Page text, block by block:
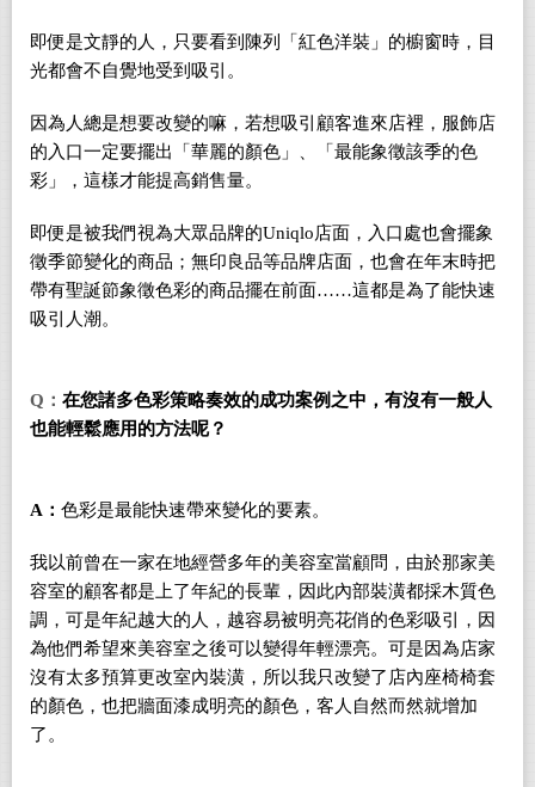
即便是文靜的人，只要看到陳列「紅色洋裝」的櫥窗時，目
光都會不自覺地受到吸引。
因為人總是想要改變的嘛，若想吸引顧客進來店裡，服飾店
的入口一定要擺出「華麗的顏色」、「最能象徵該季的色
彩」，這樣才能提高銷售量。
即便是被我們視為大眾品牌的Uniqlo店面，入口處也會擺象
徵季節變化的商品；無印良品等品牌店面，也會在年末時把
帶有聖誕節象徵色彩的商品擺在前面……這都是為了能快速
吸引人潮。
Q ： 在您諸多色彩策略奏效的成功案例之中， 有沒有一般人
也能輕鬆應用的方法呢？
A ： 色彩是最能快速帶來變化的要素。
我以前曾在一家在地經營多年的美容室當顧問，由於那家美
容室的顧客都是上了年紀的長輩，因此內部裝潢都採木質色
調，可是年紀越大的人，越容易被明亮花俏的色彩吸引，因
為他們希望來美容室之後可以變得年輕漂亮。可是因為店家
沒有太多預算更改室內裝潢，所以我只改變了店內座椅椅套
的顏色，也把牆面漆成明亮的顏色，客人自然而然就增加
了。